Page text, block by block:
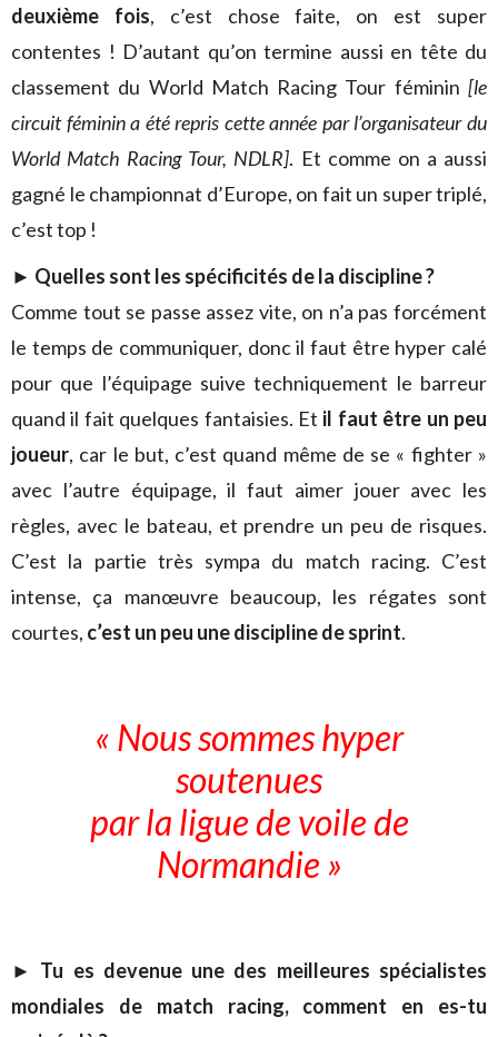
deuxième fois, c’est chose faite, on est super
contentes ! D’autant qu’on termine aussi en tête du
classement du World Match Racing Tour féminin [le
circuit féminin a été repris cette année par l’organisateur du
World Match Racing Tour, NDLR]. Et comme on a aussi
gagné le championnat d’Europe, on fait un super triplé,
c’est top !
► Quelles sont les spécificités de la discipline ?
Comme tout se passe assez vite, on n’a pas forcément
le temps de communiquer, donc il faut être hyper calé
pour que l’équipage suive techniquement le barreur
quand il fait quelques fantaisies. Et il faut être un peu
joueur, car le but, c’est quand même de se « fighter »
avec l’autre équipage, il faut aimer jouer avec les
règles, avec le bateau, et prendre un peu de risques.
C’est la partie très sympa du match racing. C’est
intense, ça manœuvre beaucoup, les régates sont
courtes, c’est un peu une discipline de sprint.
« Nous sommes hyper
soutenues
par la ligue de voile de
Normandie »
► Tu es devenue une des meilleures spécialistes
mondiales de match racing, comment en es-tu